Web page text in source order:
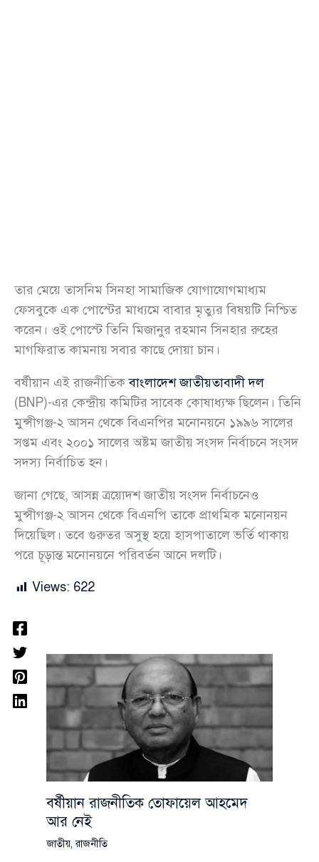
তার মেয়ে তাসনিম সিনহা সামাজিক যোগাযোগমাধ্যম
ফেসবুকে এক পোস্টের মাধ্যমে বাবার মৃত্যুর বিষয়টি নিশ্চিত
করেন। ওই পোস্টে তিনি মিজানুর রহমান সিনহার রুহের
মাগফিরাত কামনায় সবার কাছে দোয়া চান।
বর্ষীয়ান এই রাজনীতিকবাংলাদেশ জাতীয়তাবাদী দল
(BNP)-এর কেন্দ্রীয় কমিটির সাবেক কোষাধ্যক্ষ ছিলেন। তিনি
মুন্সীগঞ্জ-২ আসন থেকে বিএনপির মনোনয়নে ১৯৯৬ সালের
সপ্তম এবং ২০০১ সালের অষ্টম জাতীয় সংসদ নির্বাচনে সংসদ
সদস্য নির্বাচিত হন।
জানা গেছে, আসন্ন ত্রয়োদশ জাতীয় সংসদ নির্বাচনেও
মুন্সীগঞ্জ-২ আসন থেকে বিএনপি তাকে প্রাথমিক মনোনয়ন
দিয়েছিল। তবে গুরুতর অসুস্থ হয়ে হাসপাতালে ভর্তি থাকায়
পরে চূড়ান্ত মনোনয়নে পরিবর্তন আনে দলটি।
Views: 622
বর্ষীয়ান রাজনীতিক তোফায়েল আহমেদ
আর নেই
জাতীয়,রাজনীতি